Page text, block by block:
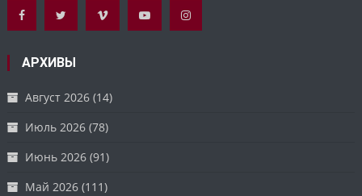
АРХИВЫ
Август 2026 (14)
Июль 2026 (78)
Июнь 2026 (91)
Май 2026 (111)